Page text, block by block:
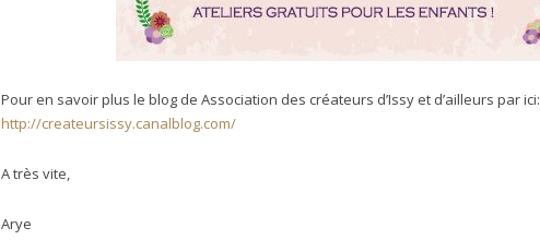
Pour en savoir plus le blog de Association des créateurs d’Issy et d’ailleurs par ici:
http://createursissy.canalblog.com/
A très vite,
Arye